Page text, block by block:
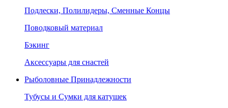
Подлески, Полилидеры, Сменные Концы
Поводковый материал
Бэкинг
Аксессуары для снастей
Рыболовные Принадлежности
Тубусы и Сумки для катушек